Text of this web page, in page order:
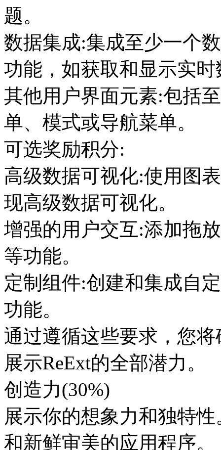
题。
数据集成:集成至少一个
功能，如获取和显示实时
其他用户界面元素:包括
单、模式或导航菜单。
可选奖励积分:
高级数据可视化:使用图
现高级数据可视化。
增强的用户交互:添加拖
等功能。
定制组件:创建和集成自
功能。
通过遵循这些要求，您
展示ReExt的全部潜力。
创造力(30%)
展示你的想象力和独特
和新鲜审美的应用程序。